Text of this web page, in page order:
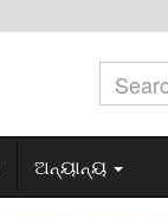
ଅନ୍ୟାନ୍ୟ